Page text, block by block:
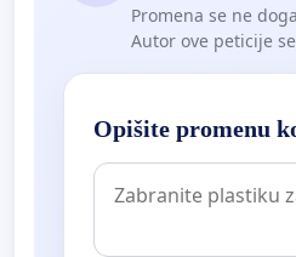
Promena se ne
Autor ove peticije
Opišite promenu